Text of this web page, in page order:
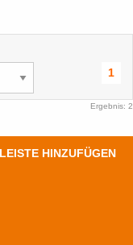
1
Ergebnis: 2
HINZUFÜGEN